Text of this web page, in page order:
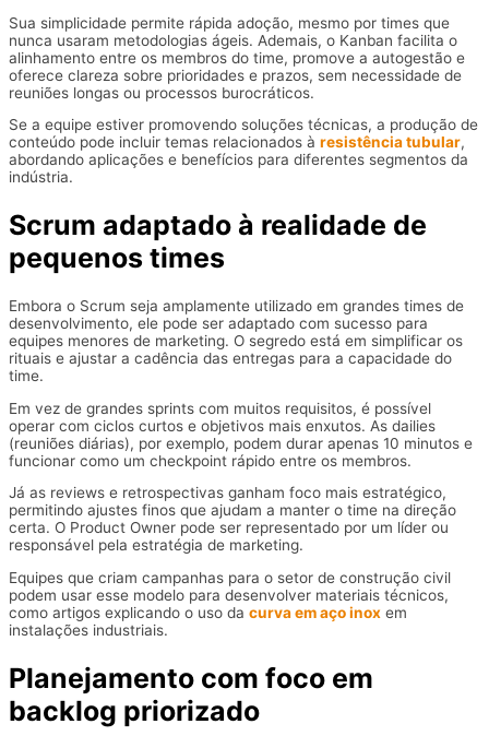
Sua simplicidade permite rápida adoção, mesmo por times que
nunca usaram metodologias ágeis. Ademais, o Kanban facilita o
alinhamento entre os membros do time, promove a autogestão e
oferece clareza sobre prioridades e prazos, sem necessidade de
reuniões longas ou processos burocráticos.
Se a equipe estiver promovendo soluções técnicas, a produção de
conteúdo pode incluir temas relacionados à resistência tubular,
abordando aplicações e benefícios para diferentes segmentos da
indústria.
Scrum adaptado à realidade de
pequenos times
Embora o Scrum seja amplamente utilizado em grandes times de
desenvolvimento, ele pode ser adaptado com sucesso para
equipes menores de marketing. O segredo está em simplificar os
rituais e ajustar a cadência das entregas para a capacidade do
time.
Em vez de grandes sprints com muitos requisitos, é possível
operar com ciclos curtos e objetivos mais enxutos. As dailies
(reuniões diárias), por exemplo, podem durar apenas 10 minutos e
funcionar como um checkpoint rápido entre os membros.
Já as reviews e retrospectivas ganham foco mais estratégico,
permitindo ajustes finos que ajudam a manter o time na direção
certa. O Product Owner pode ser representado por um líder ou
responsável pela estratégia de marketing.
Equipes que criam campanhas para o setor de construção civil
podem usar esse modelo para desenvolver materiais técnicos,
como artigos explicando o uso da curva em aço inox em
instalações industriais.
Planejamento com foco em
backlog priorizado